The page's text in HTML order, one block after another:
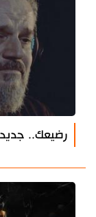
رضيعك.. جديد